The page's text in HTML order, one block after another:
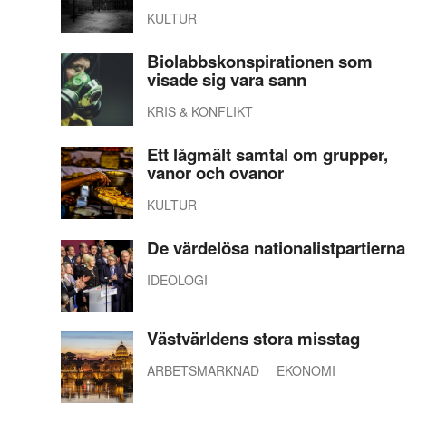
KULTUR
Biolabbskonspirationen som
visade sig vara sann
KRIS & KONFLIKT
Ett lågmält samtal om grupper,
vanor och ovanor
KULTUR
De värdelösa nationalistpartierna
IDEOLOGI
Västvärldens stora misstag
ARBETSMARKNAD EKONOMI